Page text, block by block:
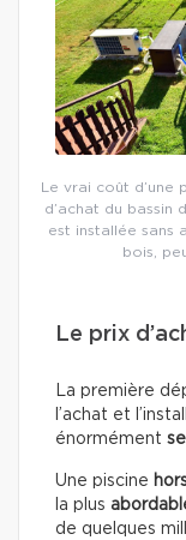
Le vrai coût d’une
d’achat du bassin
est installée sans
bois,
Le prix
La première
l’achat et
énormément
Une piscine
la plus
de quelques